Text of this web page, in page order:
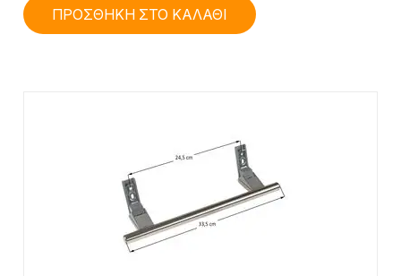
ΠΡΟΣΘΗΚΗ ΣΤΟ ΚΑΛΑΘΙ